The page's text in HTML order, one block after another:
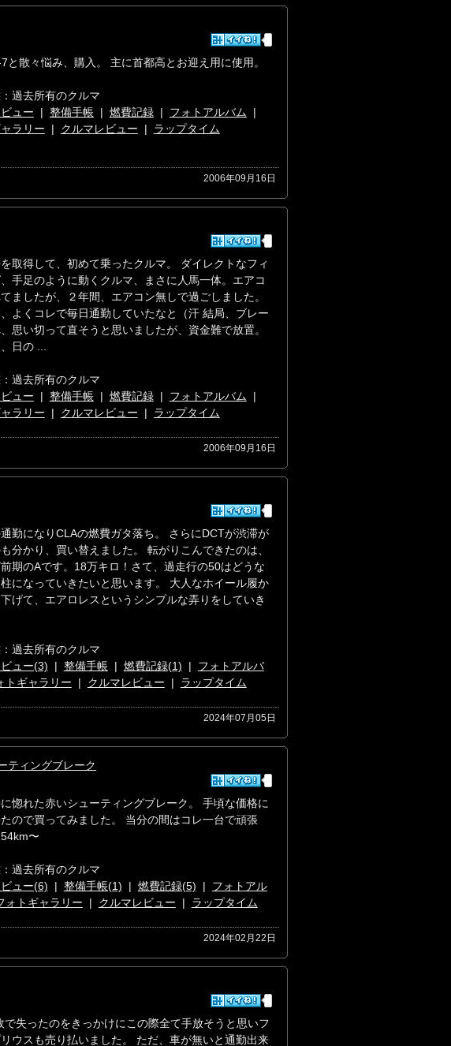
と散々悩み、購入。 主に首都高とお迎え用に使用。
過去所有のクルマ
ュー | 整備手帳| 燃費記録| フォトアルバム |
ラリー | クルマレビュー | ラップタイム
2006年09月16日
取得して、初めて乗ったクルマ。 ダイレクトなフィ
手足のように動くクルマ、まさに人馬一体。エアコ
ましたが、２年間、エアコン無しで過ごしました。
よくコレで毎日通勤していたなと（汗 結局、ブレー
思い切って直そうと思いましたが、資金難で放置。
日の ...
過去所有のクルマ
ュー | 整備手帳| 燃費記録| フォトアルバム |
ラリー | クルマレビュー | ラップタイム
2006年09月16日
勤になりCLAの燃費ガタ落ち。 さらにDCTが渋滞が
分かり、買い替えました。 転がりこんできたのは、
期のAです。18万キロ！さて、過走行の50はどうな
になっていきたいと思います。 大人なホイール履か
げて、エアロレスというシンプルな弄りをしていき
過去所有のクルマ
ュー(3) | 整備手帳| 燃費記録(1) | フォトアルバ
トギャラリー | クルマレビュー | ラップタイム
2024年07月05日
ティングブレーク
惚れた赤いシューティングブレーク。 手頃な価格に
ので買ってみました。 当分の間はコレ一台で頑張
〜
過去所有のクルマ
ュー(6) | 整備手帳(1) | 燃費記録(5) | フォトアル
ォトギャラリー | クルマレビュー | ラップタイム
2024年02月22日
で失ったのをきっかけにこの際全て手放そうと思いフ
ウスも売り払いました。 ただ、車が無いと通勤出来